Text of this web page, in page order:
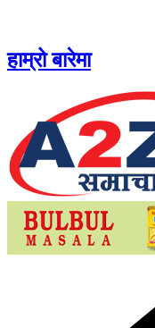
content
हाम्रो बारेमा